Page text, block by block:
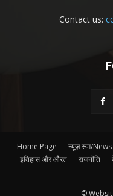
Contact us:
Home Page न्यूज़ रूम/
इतिहास और औरत
राजनीति
©